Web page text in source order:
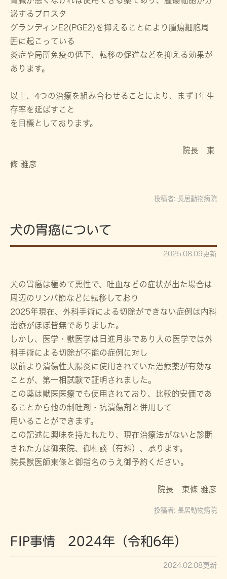
泌するプロスタ
グランディンE2(PGE2)を抑えることにより腫瘍細胞周
囲に起こっている
炎症や局所免疫の低下、転移の促進などを抑える効果が
あります。
以上、4つの治療を組み合わせることにより、まず1年生
存率を延ばすこと
を目標としております。
院長 東
條 雅彦
投稿者: 長居動物病院
犬の胃癌について
2025.08.09更新
犬の胃癌は極めて悪性で、吐血などの症状が出た場合は
周辺のリンパ節などに転移しており
2025年現在、外科手術による切除ができない症例は内科
治療がほぼ皆無でありました。
しかし、医学・獣医学は日進月歩であり人の医学では外
科手術による切除が不能の症例に対し
以前より潰傷性大腸炎に使用されていた治療薬が有効な
ことが、第一相試験で証明されました。
この薬は獣医医療でも使用されており、比較的安価であ
ることから他の制吐剤・抗潰傷剤と併用して
用いることができます。
この記述に興味を持たれたり、現在治療法がないと診断
された方は御来院、御相談（有料）、承ります。
院長獣医師東條と御指名のうえ御予約ください。
院長 東條 雅彦
投稿者: 長居動物病院
FIP事情 2024年（令和6年）
2024.02.08更新